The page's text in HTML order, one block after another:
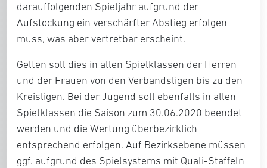
darauffolgenden Spieljahr aufgrund der
Aufstockung ein verschärfter Abstieg erfolgen
muss, was aber vertretbar erscheint.
Gelten soll dies in allen Spielklassen der Herren
und der Frauen von den Verbandsligen bis zu den
Kreisligen. Bei der Jugend soll ebenfalls in allen
Spielklassen die Saison zum 30.06.2020 beendet
werden und die Wertung überbezirklich
entsprechend erfolgen. Auf Bezirksebene müssen
ggf. aufgrund des Spielsystems mit Quali-Staffeln